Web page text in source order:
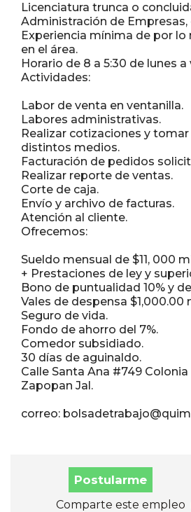
Licenciatura trunca o
Administración de
Experiencia mínima de por lo
en el área.
Horario de 8 a 5:30 de lunes a
Actividades:
Labor de venta en ventanilla.
Labores administrativas.
Realizar cotizaciones y
distintos medios.
Facturación de pedidos
Realizar reporte de ventas.
Corte de caja.
Envío y archivo de facturas.
Atención al cliente.
Ofrecemos:
Sueldo mensual de $11, 000
+ Prestaciones de ley y
Bono de puntualidad 10% y
Vales de despensa $1,000.00
Seguro de vida.
Fondo de ahorro del 7%.
Comedor subsidiado.
30 días de aguinaldo.
Calle Santa Ana #749 Colonia
Zapopan Jal.
correo:
Postularme
Comparte este empleo